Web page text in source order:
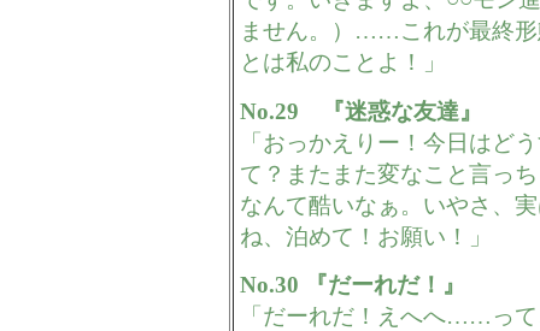
ません。）……これが最終形
とは私のことよ！」
No.29 『迷惑な友達』
「おっかえりー！今日はど
て？またまた変なこと言っ
なんて酷いなぁ。いやさ、
ね、泊めて！お願い！」
No.30 『だーれだ！』
「だーれだ！えへへ……っ